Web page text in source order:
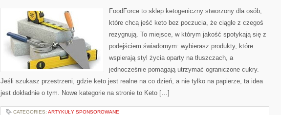
FoodForce to sklep ketogeniczny stworzony dla osób,
które chcą jeść keto bez poczucia, że ciągle z czegoś
rezygnują. To miejsce, w którym jakość spotykają się z
podejściem świadomym: wybierasz produkty, które
wspierają styl życia oparty na tłuszczach, a
jednocześnie pomagają utrzymać ograniczone cukry.
Jeśli szukasz przestrzeni, gdzie keto jest realne na co dzień, a nie tylko na papierze, ta idea
jest dokładnie o tym. Nowe kategorie na stronie to Keto […]
CATEGORIES: ARTYKUŁY SPONSOROWANE